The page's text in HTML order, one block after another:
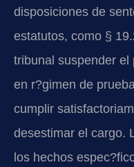
disposiciones de
estatutos, como §
tribunal suspender
en r?gimen de
cumplir
desestimar el cargo.
los hechos